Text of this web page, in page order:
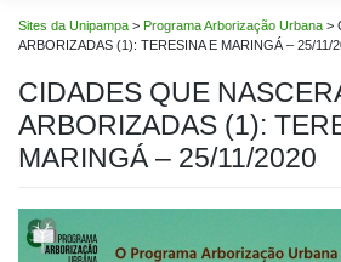
Sites da Unipampa > Programa Arborização Urbana >
ARBORIZADAS (1): TERESINA E MARINGÁ – 25/11/
CIDADES QUE
ARBORIZADAS (1):
MARINGÁ – 25/11/2020